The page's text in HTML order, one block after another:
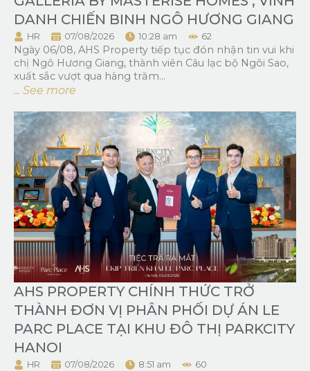
DANH CHIẾN BINH NGÔ HƯƠNG GIANG
HR 07/08/2026 10:28 am 62
Ngày 06/08, AHS Property tiếp tục đón nhận tin vui khi
chị Ngô Hương Giang, thành viên Câu lạc bộ Ngôi Sao,
xuất sắc vượt qua hàng trăm...
... See more
AHS PROPERTY CHÍNH THỨC TRỞ
THÀNH ĐƠN VỊ PHÂN PHỐI DỰ ÁN LE
PARC PLACE TẠI KHU ĐÔ THỊ PARKCITY
HANOI
HR 07/08/2026 8:51 am 60